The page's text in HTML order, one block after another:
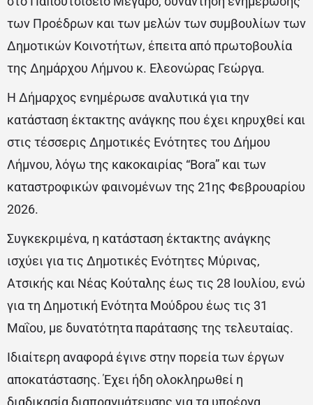
των Προέδρων και των μελών των συμβουλίων των
Δημοτικών Κοινοτήτων, έπειτα από πρωτοβουλία
της Δημάρχου Λήμνου κ. Ελεονώρας Γεώργα.
Η Δήμαρχος ενημέρωσε αναλυτικά για την
κατάσταση έκτακτης ανάγκης που έχει κηρυχθεί και
στις τέσσερις Δημοτικές Ενότητες του Δήμου
Λήμνου, λόγω της κακοκαιρίας “Bora” και των
καταστροφικών φαινομένων της 21ης Φεβρουαρίου
2026.
Συγκεκριμένα, η κατάσταση έκτακτης ανάγκης
ισχύει για τις Δημοτικές Ενότητες Μύρινας,
Ατσικής και Νέας Κούταλης έως τις 28 Ιουλίου, ενώ
για τη Δημοτική Ενότητα Μούδρου έως τις 31
Μαΐου, με δυνατότητα παράτασης της τελευταίας.
Ιδιαίτερη αναφορά έγινε στην πορεία των έργων
αποκατάστασης. Έχει ήδη ολοκληρωθεί η
διαδικασία διαπραγμάτευσης για τα υποέργα